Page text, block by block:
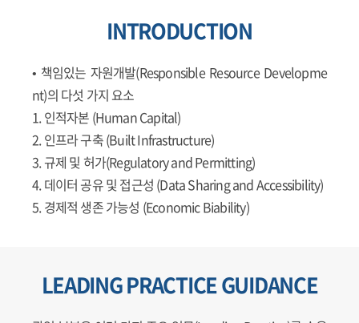
INTRODUCTION
• 책임있는 자원개발(Responsible Resource Developme
nt)의 다섯 가지 요소
1. 인적자본 (Human Capital)
2. 인프라 구축 (Built Infrastructure)
3. 규제 및 허가(Regulatory and Permitting)
4. 데이터 공유 및 접근성 (Data Sharing and Accessibility)
5. 경제적 생존 가능성 (Economic Biability)
LEADING PRACTICE GUIDANCE